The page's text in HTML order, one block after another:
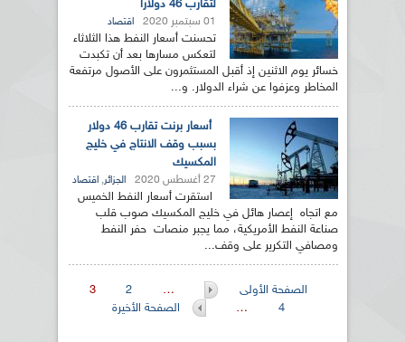
لتقارب 46 دولارا
01 سبتمبر 2020 اقتصاد
تحسنت أسعار النفط هذا الثلاثاء
لتعكس مسارها بعد أن تكبدت
خسائر يوم الاثنين إذ أقبل المستثمرون على الأصول مرتفعة
المخاطر وعزفوا عن شراء الدولار. و...
أسعار برنت تقارب 46 دولار
بسبب وقف الانتاج في خليج
المكسيك
27 أغسطس 2020 الجزائر, اقتصاد
استقرت أسعار النفط الخميس
مع اتجاه إعصار هائل في خليج المكسيك صوب قلب
صناعة النفط الأمريكية، مما يجبر منصات حفر النفط
ومصافي التكرير على وقف...
الصفحات
الصفحة الأولى …
2
3
4
… الصفحة الأخيرة